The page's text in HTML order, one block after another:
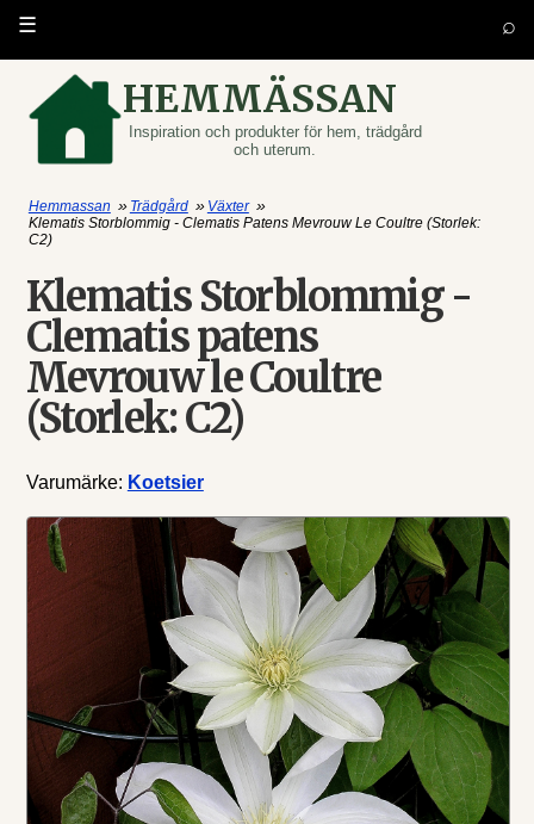
HEMMÄSSAN
Inspiration och produkter för hem, trädgård
och uterum.
☰ ⌕
Hemmassan » Trädgård » Växter »
Klematis Storblommig - Clematis Patens Mevrouw Le Coultre (Storlek:
C2)
Klematis Storblommig -
Clematis patens
Mevrouw le Coultre
(Storlek: C2)
Varumärke: Koetsier